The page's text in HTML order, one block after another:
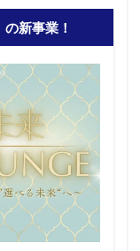
新事業！